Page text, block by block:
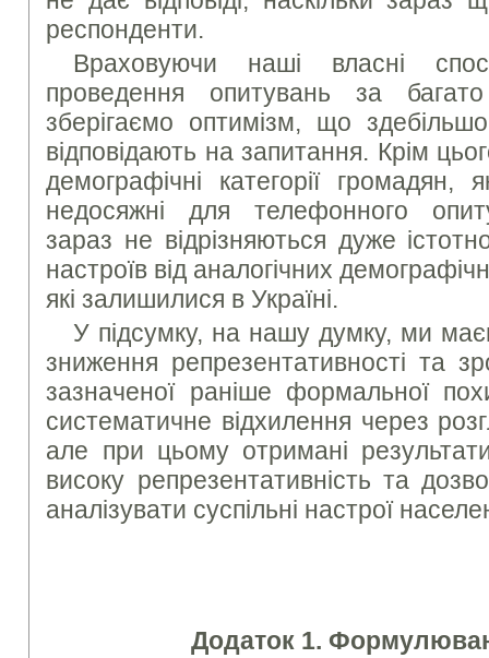
респонденти.
Враховуючи наші власні
проведення опитувань за
зберігаємо оптимізм, що
відповідають на запитання. Крім
демографічні категорії громадян,
недосяжні для телефонного
зараз не відрізняються дуже
настроїв від аналогічних
які залишилися в Україні.
У підсумку, на нашу думку, ми
зниження репрезентативності та
зазначеної раніше формальної
систематичне відхилення через
але при цьому отримані
високу репрезентативність та
аналізувати суспільні настрої
Додаток 1.